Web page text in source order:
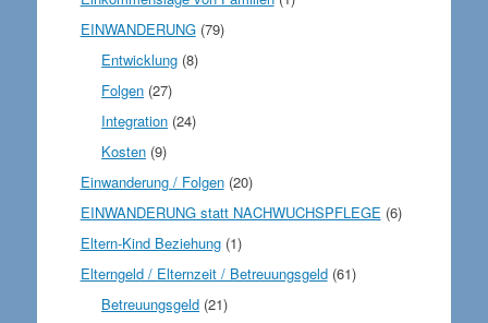
EINWANDERUNG(79)
Entwicklung (8)
Folgen (27)
Integration (24)
Kosten (9)
Einwanderung / Folgen(20)
EINWANDERUNG statt NACHWUCHSPFLEGE (6)
Eltern-Kind Beziehung(1)
Elterngeld / Elternzeit / Betreuungsgeld(61)
Betreuungsgeld (21)